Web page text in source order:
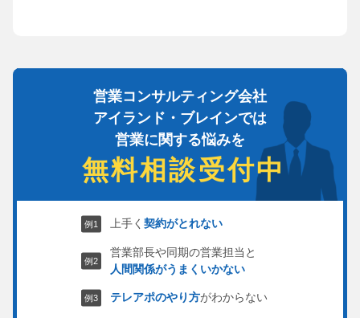
営業コンサルティング会社
アイランド・ブレインでは
営業に関する悩みを
無料相談受付中
上手く契約がとれない
営業部長や同期の営業担当と
人間関係がうまくいかない
テレアポのやり方がわからない